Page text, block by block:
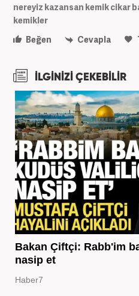
nereyiz kazansan kemik cikar
kemikler
Beğen
Cevapla
İLGİNİZİ ÇEKEBİLİR
Bakan Çiftçi: Rabb'im
nasip et
Haber7